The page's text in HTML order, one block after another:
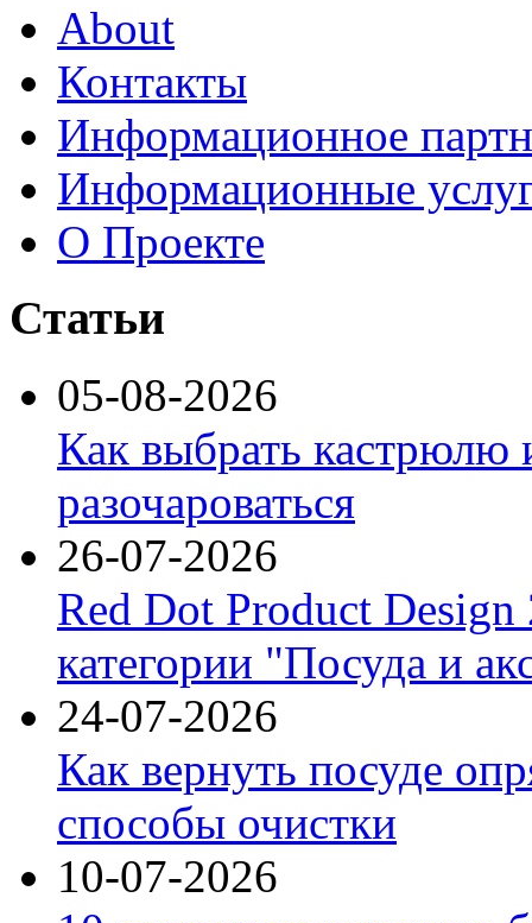
About
Контакты
Информационное
Информационные
О Проекте
Статьи
05-08-2026
Как выбрать кастрюлю
разочароваться
26-07-2026
Red Dot Product Design
категории "Посуда и
24-07-2026
Как вернуть посуде
способы очистки
10-07-2026